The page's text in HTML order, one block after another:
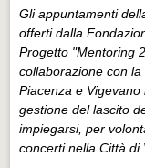
Gli appuntamenti
offerti dalla
Progetto "Mentoring
collaborazione con
Piacenza e
gestione del lascito
impiegarsi, per
concerti nella Città di